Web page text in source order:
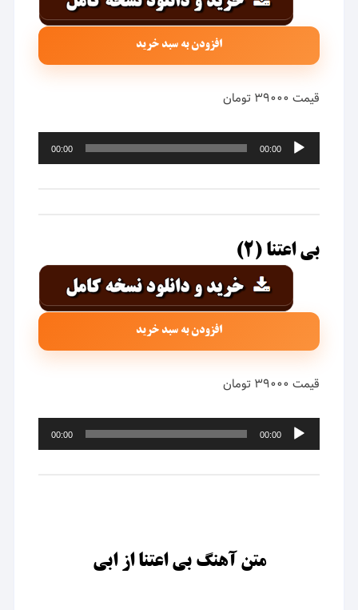
افزودن به سبد خرید
قیمت ۳۹۰۰۰ تومان
پخش‌کننده
صوت
00:00
00:00
بی اعتنا (۲)
افزودن به سبد خرید
قیمت ۳۹۰۰۰ تومان
پخش‌کننده
صوت
00:00
00:00
متن آهنگ بی اعتنا از ابی